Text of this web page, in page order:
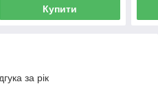
Купити
за рік